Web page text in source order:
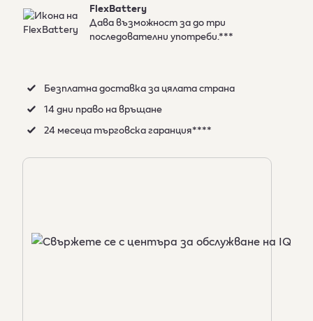
FlexBattery
Дава възможност за до три
последователни употреби.***
Безплатна доставка за цялата страна
14 дни право на връщане
24 месеца търговска гаранция****